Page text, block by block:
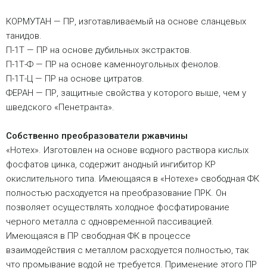
КОРМУТАН — ПР, изготавливаемый на основе сланцевых
танидов.
П-1Т — ПР на основе дубильных экстрактов.
П-1Т-Ф — ПР на основе каменноугольных фенолов.
П-1Т-Ц — ПР на основе цитратов.
ФЕРАН — ПР, защитные свойства у которого выше, чем у
шведского «Пенетранта».
Собственно преобразователи ржавчины
«Нотех». Изготовлен на основе водного раствора кислых
фосфатов цинка, содержит анодный ингибитор КР
окислительного типа. Имеющаяся в «Нотехе» свободная ФК
полностью расходуется на преобразование ПРК. Он
позволяет осуществлять холодное фосфатирование
черного металла с одновременной пассивацией.
Имеющаяся в ПР свободная ФК в процессе
взаимодействия с металлом расходуется полностью, так
что промывание водой не требуется. Применение этого ПР